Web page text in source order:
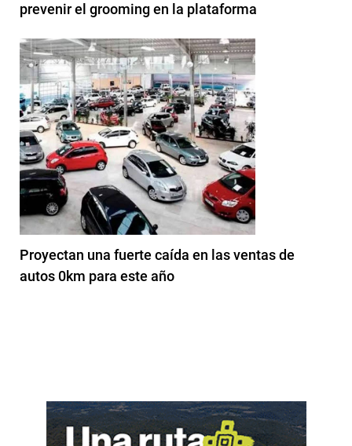
prevenir el grooming en la plataforma
Proyectan una fuerte caída en las ventas de
autos 0km para este año